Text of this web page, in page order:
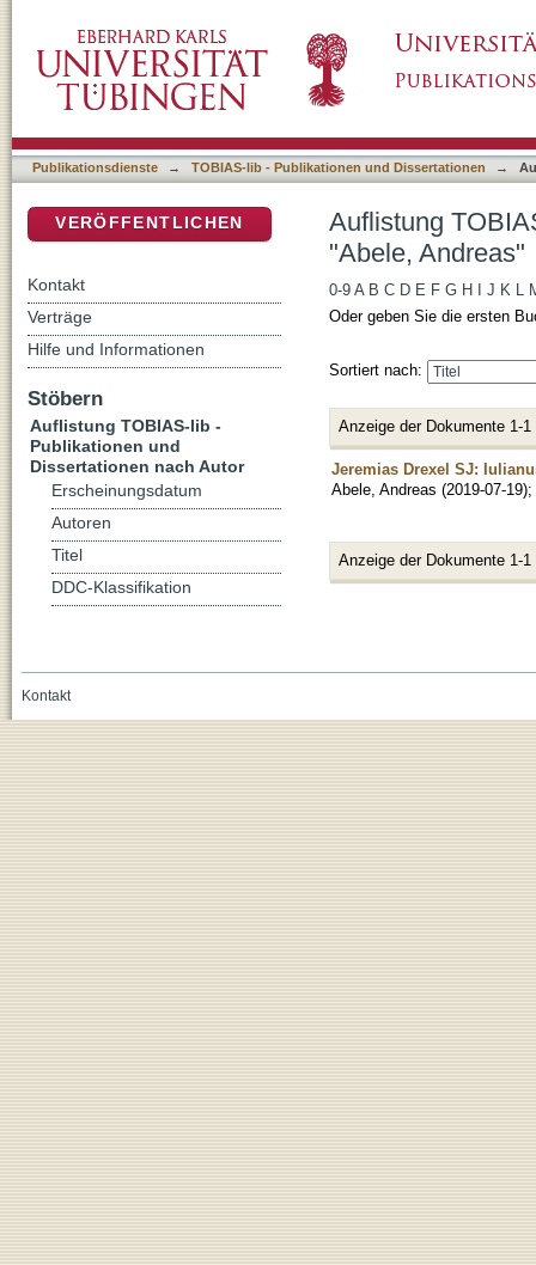
Publikationsdienste → TOBIAS-lib - Publikationen und Dissertationen →
Auflistung
"Abele, Andreas"
0-9 A B C D E F G H J K L
Oder geben Sie die ersten
Sortiert nach:
Anzeige der Dokumente 1-1
Jeremias Drexel SJ:
Abele, Andreas (2019-07-19);
Anzeige der Dokumente 1-1
VERÖFFENTLICHEN
Kontakt
Verträge
Hilfe und Informationen
Stöbern
Auflistung TOBIAS-lib -
Publikationen und
Dissertationen nach Autor
Erscheinungsdatum
Autoren
Titel
DDC-Klassifikation
Kontakt